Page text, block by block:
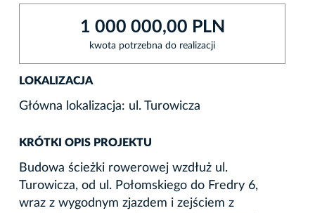
1 000 000,00 PLN
kwota potrzebna do realizacji
LOKALIZACJA
Główna lokalizacja: ul. Turowicza
KRÓTKI OPIS PROJEKTU
Budowa ścieżki rowerowej wzdłuż ul.
Turowicza, od ul. Połomskiego do Fredry 6,
wraz z wygodnym zjazdem i zejściem z